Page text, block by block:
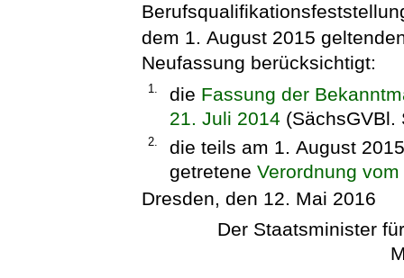
dem 1. August 2015
Neufassung berücksichtigt:
1. die Fassung der
21. Juli 2014 (SächsGVBl.
2.
die teils am 1. August
getretene Verordnung
Dresden, den 12. Mai 2016
Der Staatsminister